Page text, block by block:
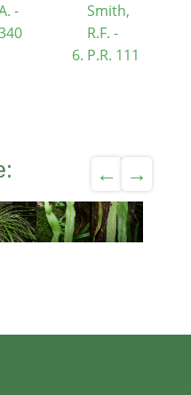
-
Smith,
R.F. -
P.R. 111